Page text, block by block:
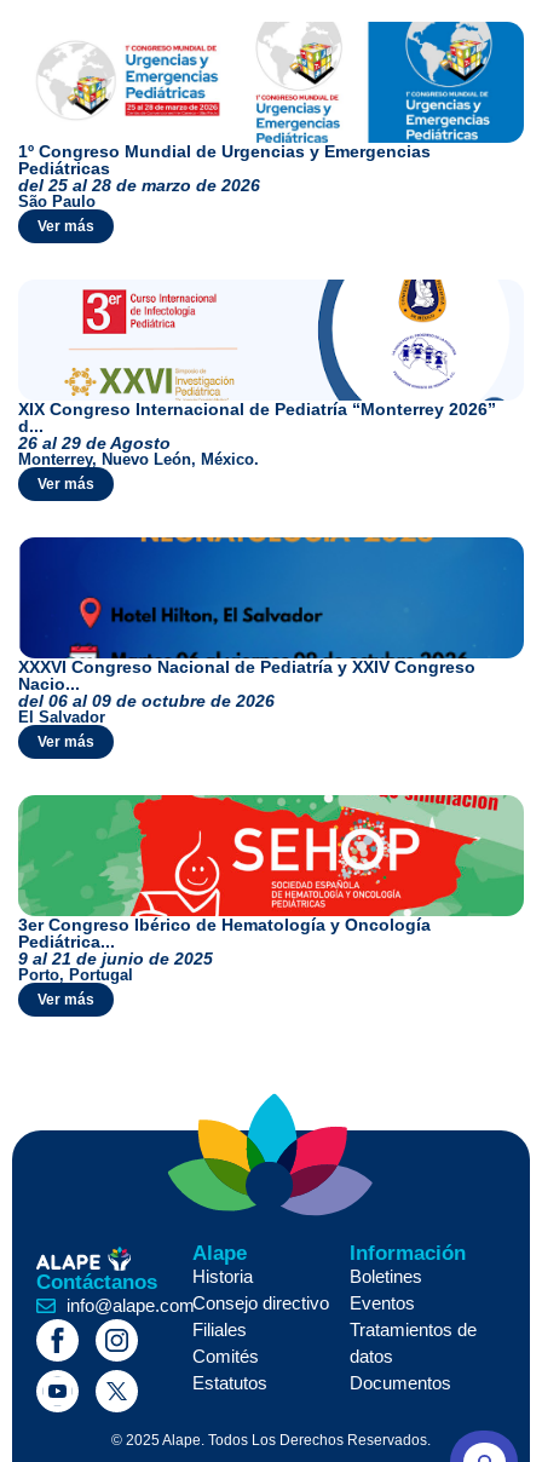
1º Congreso Mundial de Urgencias y Emergencias
Pediátricas
del 25 al 28 de marzo de 2026
São Paulo
Ver más
XIX Congreso Internacional de Pediatría “Monterrey 2026”
d...
26 al 29 de Agosto
Monterrey, Nuevo León, México.
Ver más
XXXVI Congreso Nacional de Pediatría y XXIV Congreso
Nacio...
del 06 al 09 de octubre de 2026
El Salvador
Ver más
3er Congreso Ibérico de Hematología y Oncología
Pediátrica...
9 al 21 de junio de 2025
Porto, Portugal
Ver más
Contáctanos
info@alape.com
Alape
Historia
Consejo directivo
Filiales
Comités
Estatutos
Información
Boletines
Eventos
Tratamientos de
datos
Documentos
© 2025 Alape. Todos Los Derechos Reservados.